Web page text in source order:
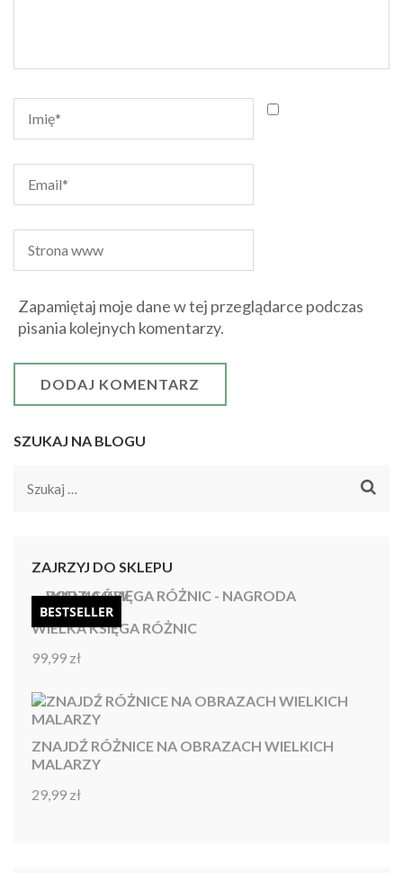
Zapamiętaj moje dane w tej przeglądarce podczas
pisania kolejnych komentarzy.
SZUKAJ NA BLOGU
Szukaj:
ZAJRZYJ DO SKLEPU
BESTSELLER
WIELKA KSIĘGA RÓŻNIC
Oceniono
99,99 zł
ZNAJDŹ RÓŻNICE NA OBRAZACH WIELKICH
MALARZY
Oceniono
29,99 zł